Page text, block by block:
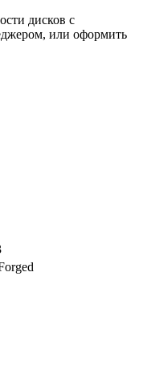
дисков с
или оформить